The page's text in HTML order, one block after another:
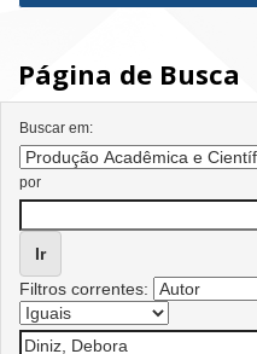
Página de Busca
Buscar em:
por
Filtros correntes: